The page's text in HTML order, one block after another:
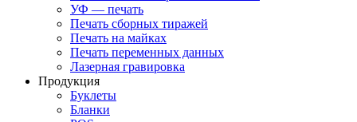
УФ — печать
Печать сборных тиражей
Печать на майках
Печать переменных данных
Лазерная гравировка
Продукция
Буклеты
Бланки